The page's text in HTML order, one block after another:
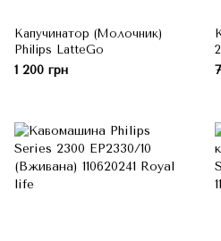
Капучинатор (Молочник)
Philips LatteGo
1 200 грн